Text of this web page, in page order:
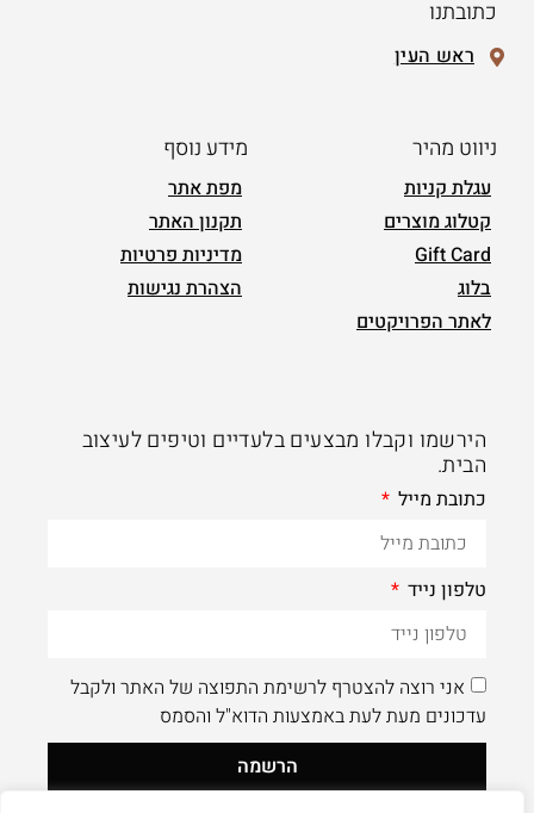
כתובתנו
ראש העין
ניווט מהיר
עגלת קניות
קטלוג מוצרים
Gift Card
בלוג
לאתר הפרויקטים
מידע נוסף
מפת אתר
תקנון האתר
מדיניות פרטיות
הצהרת נגישות
הירשמו וקבלו מבצעים בלעדיים וטיפים לעיצוב
הבית.
כתובת מייל
טלפון נייד
אני רוצה להצטרף לרשימת התפוצה של האתר ולקבל
עדכונים מעת לעת באמצעות הדוא"ל והסמס
הרשמה